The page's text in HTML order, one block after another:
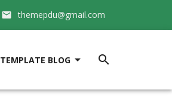
 themepdu@gmail.com
TEMPLATE BLOG  